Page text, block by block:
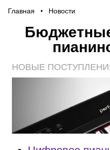
Главная • Новости
НОВЫЕ